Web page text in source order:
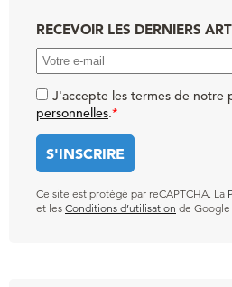
RECEVOIR LES DERNIERS
J'accepte les termes de notre
personnelles.*
Ce site est protégé par reCAPTCHA. La
et les Conditions d’utilisation de Google